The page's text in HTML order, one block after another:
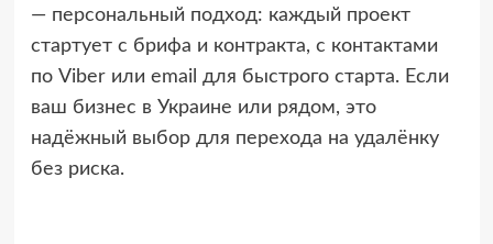
— персональный подход: каждый проект
стартует с брифа и контракта, с контактами
по Viber или email для быстрого старта. Если
ваш бизнес в Украине или рядом, это
надёжный выбор для перехода на удалёнку
без риска.